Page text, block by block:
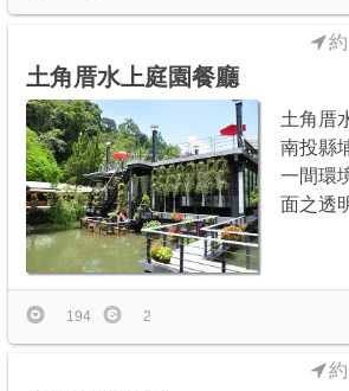
土角厝水上庭園餐廳
土角厝
南投縣
一間環
面之透
194 2